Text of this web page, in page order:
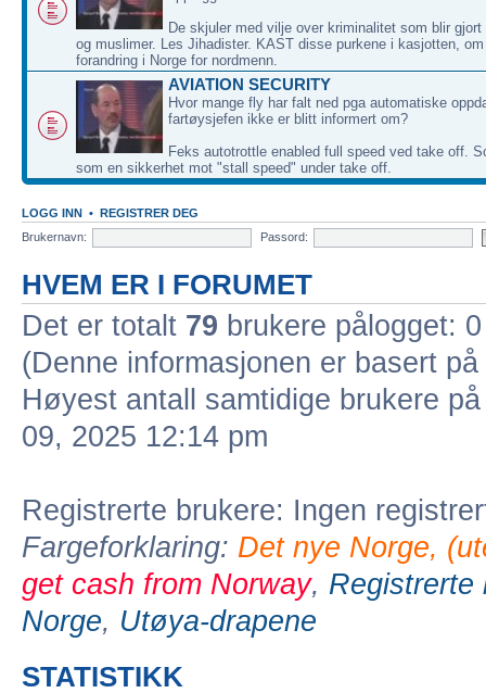
De skjuler med vilje over kriminalitet som blir gjort
og muslimer. Les Jihadister. KAST disse purkene i kasjotten,
forandring i Norge for nordmenn.
AVIATION SECURITY
Hvor mange fly har falt ned pga automatiske
fartøysjefen ikke er blitt informert om?
Feks autotrottle enabled full speed ved take off.
som en sikkerhet mot "stall speed" under take off.
LOGG INN • REGISTRER DEG
Brukernavn:
Passord:
HVEM ER I FORUMET
Det er totalt 79 brukere pålogget:
(Denne informasjonen er basert
Høyest antall samtidige brukere
09, 2025 12:14 pm
Registrerte brukere: Ingen
Fargeforklaring: Det nye Norge,
get cash from Norway, Registrerte
Norge, Utøya-drapene
STATISTIKK